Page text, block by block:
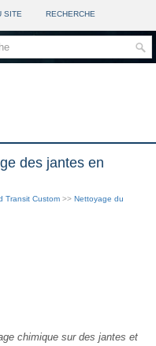
SITE RECHERCHE
des jantes en
Transit Custom >> Nettoyage du
chimique sur des jantes et